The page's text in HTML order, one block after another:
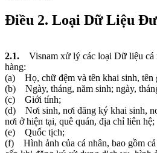
Điều 2. Loại Dữ Liệu
2.1. Visnam xử lý các loại Dữ liệu cá
hàng:
(a) Họ, chữ đệm và tên khai sinh, tên
(b) Ngày, tháng, năm sinh; ngày,
(c) Giới tính;
(d) Nơi sinh, nơi đăng ký khai sinh,
nơi ở hiện tại, quê quán, địa chỉ liên hệ;
(e) Quốc tịch;
(f) Hình ảnh của cá nhân, bao gồm